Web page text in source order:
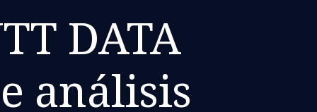
DATA
análisis